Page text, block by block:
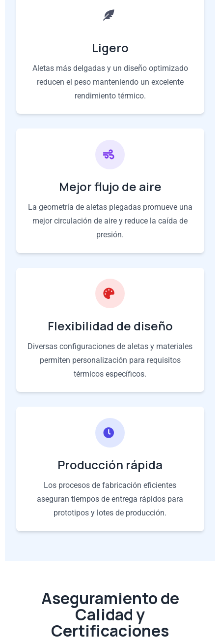
Ligero
Aletas más delgadas y un diseño optimizado
reducen el peso manteniendo un excelente
rendimiento térmico.
Mejor flujo de aire
La geometría de aletas plegadas promueve una
mejor circulación de aire y reduce la caída de
presión.
Flexibilidad de diseño
Diversas configuraciones de aletas y materiales
permiten personalización para requisitos
térmicos específicos.
Producción rápida
Los procesos de fabricación eficientes
aseguran tiempos de entrega rápidos para
prototipos y lotes de producción.
Aseguramiento de
Calidad y
Certificaciones